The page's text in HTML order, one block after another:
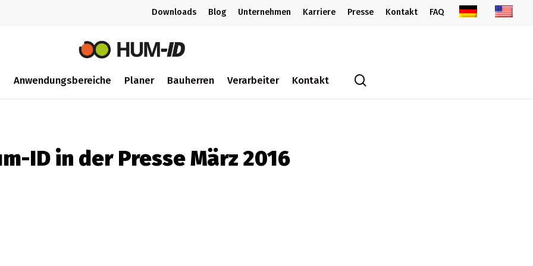
Downloads Blog Unternehmen Karriere Presse Kontakt FAQ
Anwendungsbereiche Planer Bauherren Verarbeiter Kontakt
ID in der Presse März 2016